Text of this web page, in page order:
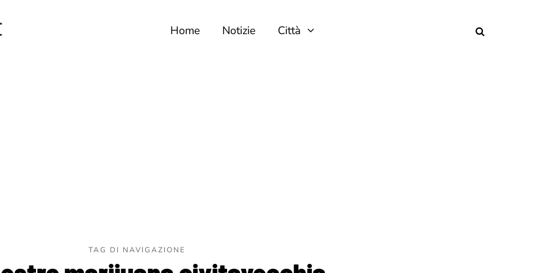
Home Notizie Città
TAG DI NAVIGAZIONE